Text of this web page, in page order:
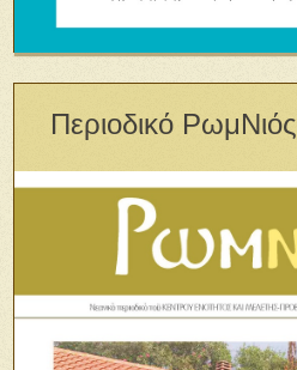
Περιοδικό ΡωμΝιός